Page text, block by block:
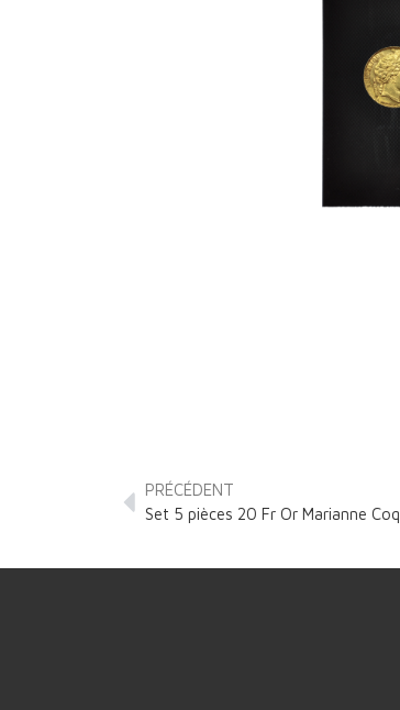
PRÉCÉDENT
Set 5 pièces 20 Fr Or Marianne Coq